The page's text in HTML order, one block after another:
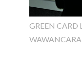
GREEN CARD
WAWANCARA